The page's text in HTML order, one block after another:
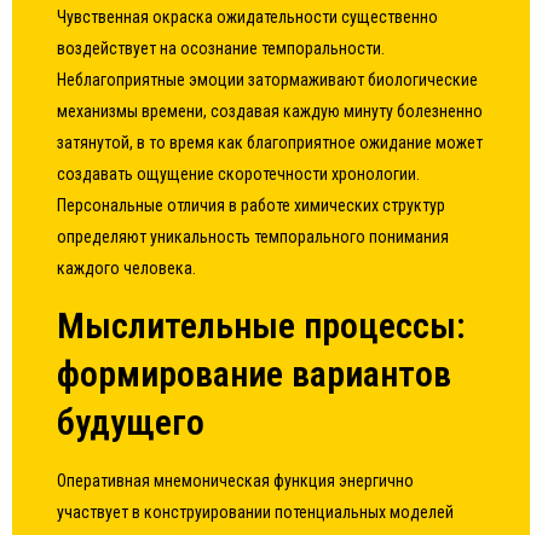
Чувственная окраска ожидательности существенно
воздействует на осознание темпоральности.
Неблагоприятные эмоции затормаживают биологические
механизмы времени, создавая каждую минуту болезненно
затянутой, в то время как благоприятное ожидание может
создавать ощущение скоротечности хронологии.
Персональные отличия в работе химических структур
определяют уникальность темпорального понимания
каждого человека.
Мыслительные процессы:
формирование вариантов
будущего
Оперативная мнемоническая функция энергично
участвует в конструировании потенциальных моделей